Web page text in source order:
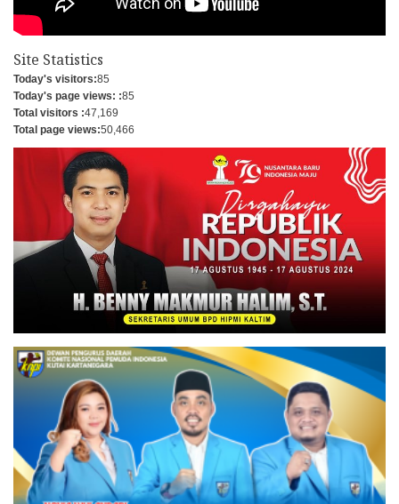
Site Statistics
Today's visitors:85
Today's page views: :85
Total visitors :47,169
Total page views:50,466